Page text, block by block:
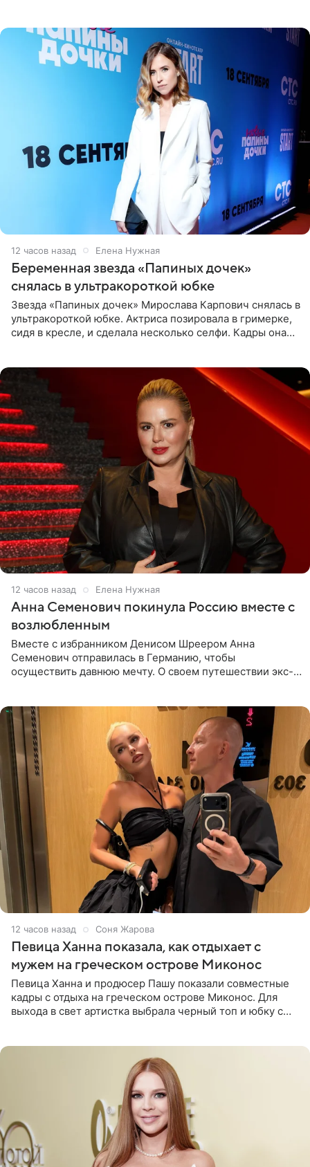
12 часов назад Елена Нужная
Беременная звезда «Папиных дочек»
снялась в ультракороткой юбке
Звезда «Папиных дочек» Мирослава Карпович снялась в
ультракороткой юбке. Актриса позировала в гримерке,
сидя в кресле, и сделала несколько селфи. Кадры она
12 часов назад Елена Нужная
Анна Семенович покинула Россию вместе с
возлюбленным
Вместе с избранником Денисом Шреером Анна
Семенович отправилась в Германию, чтобы
осуществить давнюю мечту. О своем путешествии экс-
12 часов назад Соня Жарова
Певица Ханна показала, как отдыхает с
мужем на греческом острове Миконос
Певица Ханна и продюсер Пашу показали совместные
кадры с отдыха на греческом острове Миконос. Для
выхода в свет артистка выбрала черный топ и юбку с